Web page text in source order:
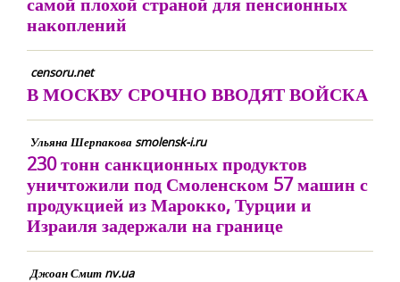
накоплений
censoru.net
В МОСКВУ СРОЧНО ВВОДЯТ ВОЙСКА
Ульяна Шерпакова smolensk-i.ru
230 тонн санкционных продуктов
уничтожили под Смоленском 57 машин с
продукцией из Марокко, Турции и
Израиля задержали на границе
Джоан Смит nv.ua